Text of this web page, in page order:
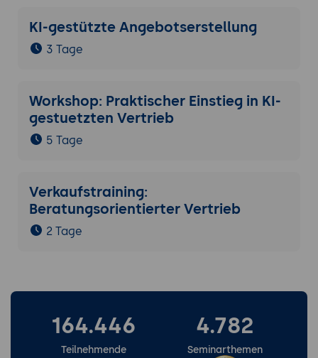
KI-gestützte Angebotserstellung
3 Tage
Workshop: Praktischer Einstieg in KI-
gestuetzten Vertrieb
5 Tage
Verkaufstraining:
Beratungsorientierter Vertrieb
2 Tage
164.446
Teilnehmende
4.782
Seminarthemen